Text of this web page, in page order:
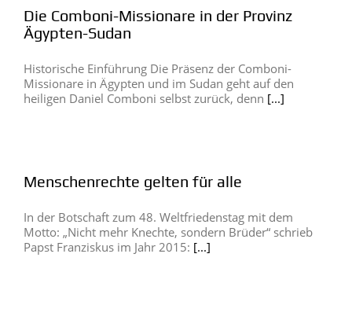
Die Comboni-Missionare in der Provinz
Ägypten-Sudan
Historische Einführung Die Präsenz der Comboni-
Missionare in Ägypten und im Sudan geht auf den
heiligen Daniel Comboni selbst zurück, denn [...]
Menschenrechte gelten für alle
In der Botschaft zum 48. Weltfriedenstag mit dem
Motto: „Nicht mehr Knechte, sondern Brüder“ schrieb
Papst Franziskus im Jahr 2015: [...]